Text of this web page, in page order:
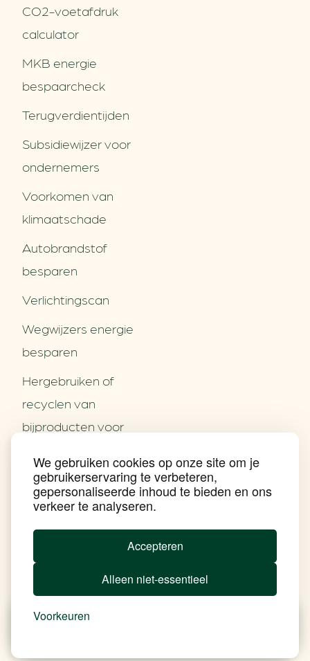
We gebruiken cookies op onze site om je
gebruikerservaring te verbeteren,
gepersonaliseerde inhoud te bieden en ons
verkeer te analyseren.
Accepteren
Alleen niet-essentieel
Voorkeuren
Partners
Contact
Nieuws
Praktijkverhalen
Events
Nieuwsbrief
Achtergrond klimaatverandering
Beprijzing van CO2
Verduurzamen bedrijventerrein
CO2-voetafdruk
calculator
MKB energie
bespaarcheck
Terugverdien­tijden
Subsidiewijzer voor
ondernemers
Voorkomen van
klimaatschade
Autobrandstof
besparen
Verlichtingscan
Wegwijzers energie
besparen
Hergebruiken of
recyclen van
bijproducten voor
Energie besparen op
uw PC
Privacy & Disclaimer